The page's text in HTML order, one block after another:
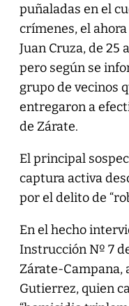
puñaladas en el
crímenes, el
Juan Cruza, de 25
pero según se
grupo de vecinos
entregaron a
de Zárate.
El principal
captura activa
por el delito de
En el hecho
Instrucción Nº 7
Zárate-Campana,
Gutierrez, quien